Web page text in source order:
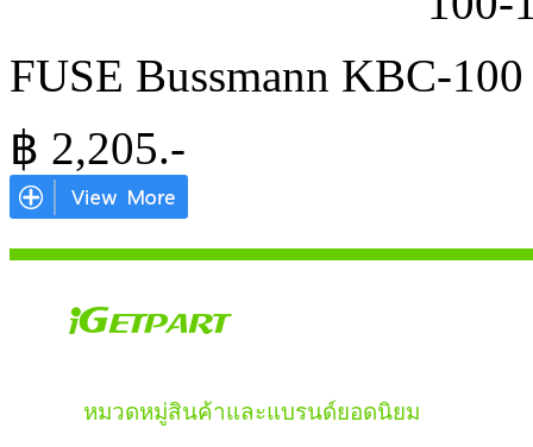
FUSE Bussmann KBC-
฿ 2,205.-
หมวดหมู่สินค้าและแบรนด์ยอดนิยม